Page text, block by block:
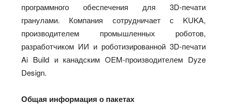
программного обеспечения для 3D-печати
гранулами. Компания сотрудничает с KUKA,
производителем промышленных роботов,
разработчиком ИИ и роботизированной 3D-печати
Ai Build и канадским OEM-производителем Dyze
Design.
Общая информация о пакетах